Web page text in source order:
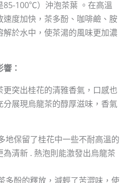
85-100℃）沖泡茶葉 。在高溫
度加快，茶多酚、咖啡鹼、胺
於水中，使茶湯的風味更加濃
：
突出桂花的清雅香氣，口感也
展現烏龍茶的醇厚滋味，香氣
地保留了桂花中一些不耐高溫的
清新 . 熱泡則能激發出烏龍茶
多酚的釋放，減輕了苦澀味，使